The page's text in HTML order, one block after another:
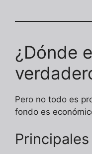
¿Dónde
Pero no todo es
fondo es